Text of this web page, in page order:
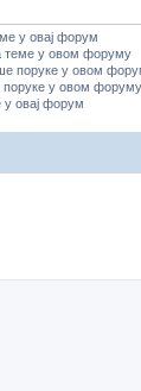
у овај форум
теме у овом форуму
поруке у овом
поруке у овом форуму
у овај форум